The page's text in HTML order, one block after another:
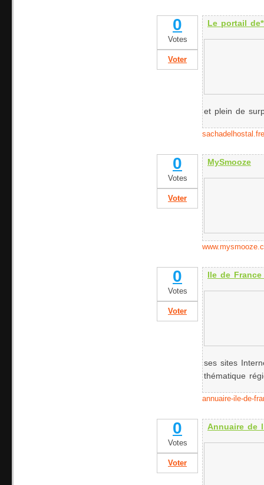
0
Votes
Voter
Le portail
et plein de
0
Votes
Voter
MySmooze
0
Votes
Voter
Ile de
ses sites
thématique
annuaire-ile-de-
0
Votes
Voter
Annuaire de